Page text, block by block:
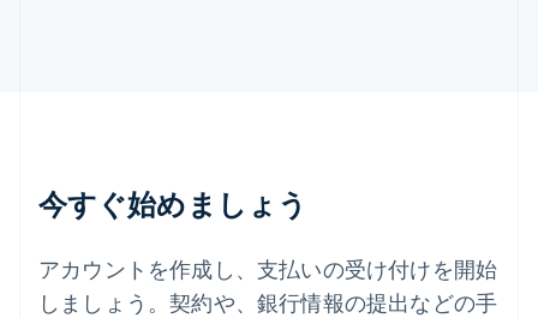
今すぐ始めましょう
アカウントを作成し、支払いの受け付けを開始
しましょう。契約や、銀行情報の提出などの手
English
Deutsch English
ニュージーランド
English